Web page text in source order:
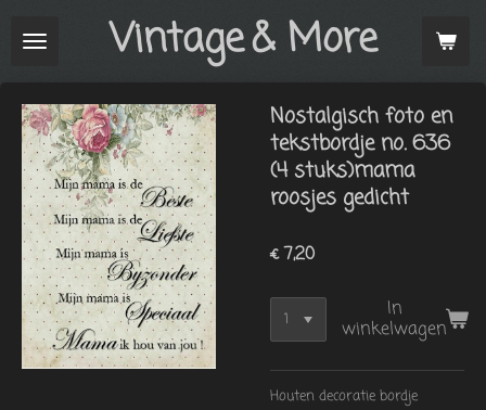
direct
hoofdinhoud
Vintage& More
Nostalgisch foto en
tekstbordje no. 636
(4 stuks)mama
roosjes gedicht
€ 7,20
In
winkelwagen
Houten decoratie bordje